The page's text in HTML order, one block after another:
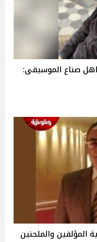
صناع الموسيقى:
والملحنين